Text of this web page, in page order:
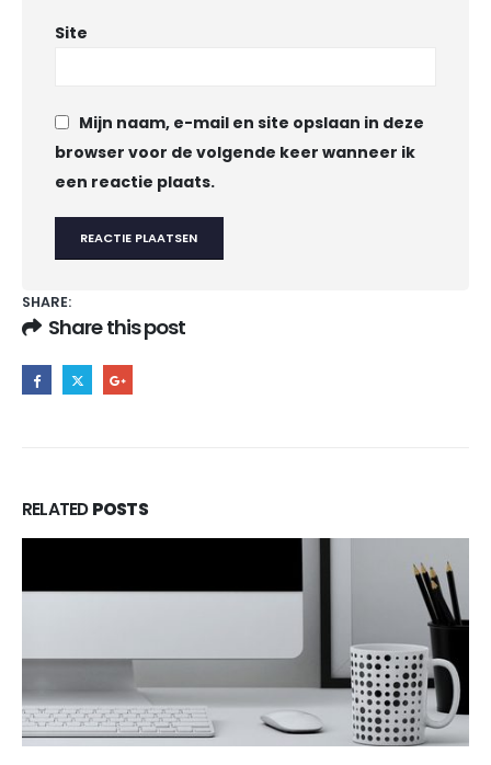
Site
Mijn naam, e-mail en site opslaan in deze
browser voor de volgende keer wanneer ik
een reactie plaats.
SHARE:
Share this post
RELATEDPOSTS